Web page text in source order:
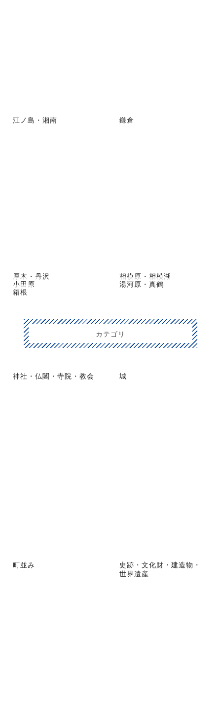
江ノ島・湘南 鎌倉
厚木・丹沢
相模原・相模湖
小田原
湯河原・真鶴
箱根
カテゴリ
神社・仏閣・寺院・教会 城
町並み
史跡・文化財・建造物・
世界遺産